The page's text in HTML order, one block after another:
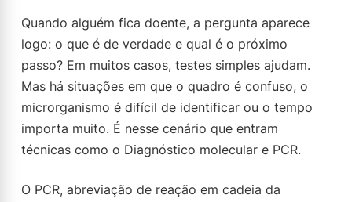
Quando alguém fica doente, a pergunta aparece
logo: o que é de verdade e qual é o próximo
passo? Em muitos casos, testes simples ajudam.
Mas há situações em que o quadro é confuso, o
microrganismo é difícil de identificar ou o tempo
importa muito. É nesse cenário que entram
técnicas como o Diagnóstico molecular e PCR.
O PCR, abreviação de reação em cadeia da